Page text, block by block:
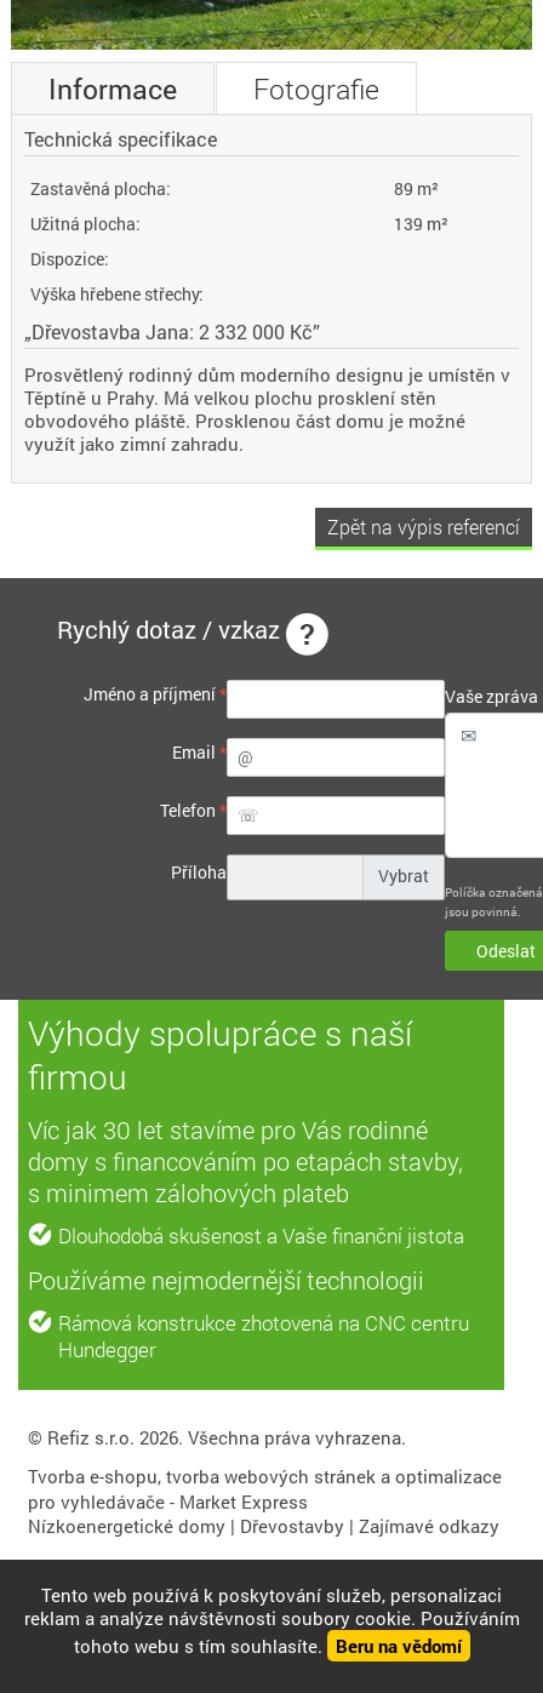
Informace Fotografie
Technická specifikace
Zastavěná plocha:
89 m²
Užitná plocha:
139 m²
Dispozice:
Výška hřebene střechy:
„Dřevostavba Jana: 2 332 000 Kč”
Prosvětlený rodinný dům moderního designu je umístěn v
Těptíně u Prahy. Má velkou plochu prosklení stěn
obvodového pláště. Prosklenou část domu je možné
využít jako zimní zahradu.
Zpět na výpis referencí
Rychlý dotaz / vzkaz
Jméno a příjmení*
Email *
Telefon *
Příloha
Vaše zpráva
Políčka
jsou povinná.
Odeslat
Výhody spolupráce s naší
firmou
Víc jak 30 let stavíme pro Vás rodinné
domy s financováním po etapách stavby,
s minimem zálohových plateb
Dlouhodobá skušenost a Vaše finanční jistota
Používáme nejmodernější technologii
Rámová konstrukce zhotovená na CNC centru
Hundegger
© Refiz s.r.o. 2026. Všechna práva vyhrazena.
Tvorba e-shopu,tvorba webových stránek aoptimalizace
pro vyhledávače - Market Express
Nízkoenergetické domy | Dřevostavby |Zajímavé odkazy
Tento web používá k poskytování služeb, personalizaci
reklam a analýze návštěvnosti soubory cookie. Používáním
tohoto webu s tím souhlasíte.
Beru na vědomí